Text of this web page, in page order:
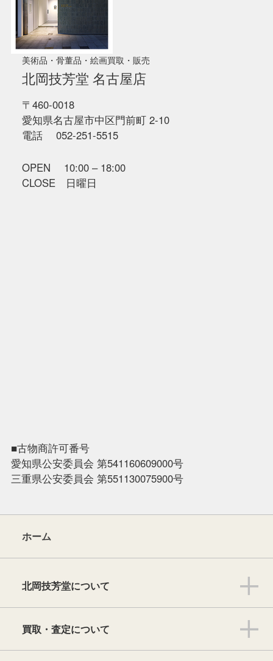
美術品・骨董品・絵画買取・販売
北岡技芳堂 名古屋店
〒460-0018
愛知県名古屋市中区門前町 2-10
電話 052-251-5515
OPEN 10:00 – 18:00
CLOSE 日曜日
■古物商許可番号
愛知県公安委員会 第541160609000号
三重県公安委員会 第551130075900号
ホーム
北岡技芳堂について
買取・査定について